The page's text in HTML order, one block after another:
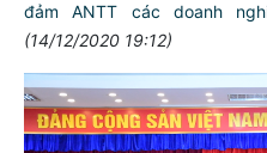
đảm ANTT các doanh
(14/12/2020 19:12)